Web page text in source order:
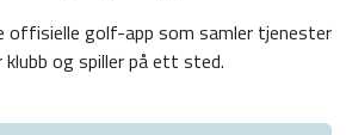
offisielle golf-app som samler tjenester
og spiller på ett sted.